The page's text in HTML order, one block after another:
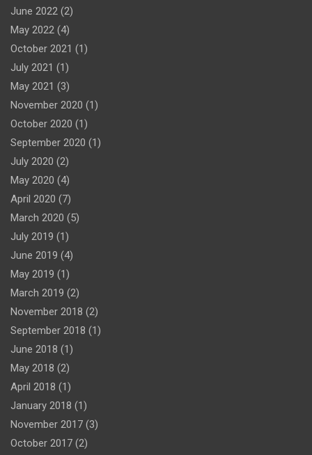
June 2022 (2)
May 2022 (4)
October 2021 (1)
July 2021 (1)
May 2021 (3)
November 2020 (1)
October 2020 (1)
September 2020 (1)
July 2020 (2)
May 2020 (4)
April 2020 (7)
March 2020 (5)
July 2019 (1)
June 2019 (4)
May 2019 (1)
March 2019 (2)
November 2018 (2)
September 2018 (1)
June 2018 (1)
May 2018 (2)
April 2018 (1)
January 2018 (1)
November 2017 (3)
October 2017 (2)